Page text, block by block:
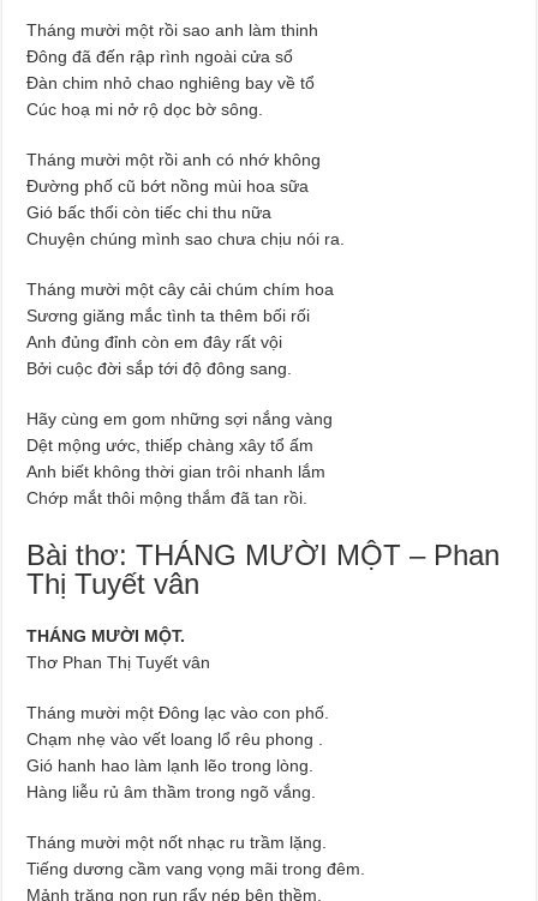
Tháng mười một rồi sao anh làm thinh
Đông đã đến rập rình ngoài cửa sổ
Đàn chim nhỏ chao nghiêng bay về tổ
Cúc hoạ mi nở rộ dọc bờ sông.
Tháng mười một rồi anh có nhớ không
Đường phố cũ bớt nồng mùi hoa sữa
Gió bấc thổi còn tiếc chi thu nữa
Chuyện chúng mình sao chưa chịu nói ra.
Tháng mười một cây cải chúm chím hoa
Sương giăng mắc tình ta thêm bối rối
Anh đủng đỉnh còn em đây rất vội
Bởi cuộc đời sắp tới độ đông sang.
Hãy cùng em gom những sợi nắng vàng
Dệt mộng ước, thiếp chàng xây tổ ấm
Anh biết không thời gian trôi nhanh lắm
Chớp mắt thôi mộng thắm đã tan rồi.
Bài thơ: THÁNG MƯỜI MỘT – Phan
Thị Tuyết vân
THÁNG MƯỜI MỘT.
Thơ Phan Thị Tuyết vân
Tháng mười một Đông lạc vào con phố.
Chạm nhẹ vào vết loang lổ rêu phong .
Gió hanh hao làm lạnh lẽo trong lòng.
Hàng liễu rủ âm thầm trong ngõ vắng.
Tháng mười một nốt nhạc ru trầm lặng.
Tiếng dương cầm vang vọng mãi trong đêm.
Mảnh trăng non run rẩy nép bên thềm.